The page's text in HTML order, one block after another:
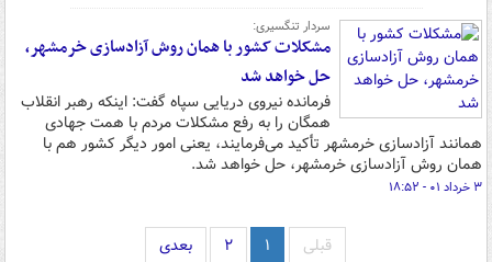
سردار تنگسیری:
مشکلات کشور با همان روش آزادسازی خرمشهر،
حل خواهد شد
فرمانده نیروی دریایی سپاه گفت: اینکه رهبر انقلاب
همگان را به رفع مشکلات مردم با همت جهادی
همانند آزادسازی خرمشهر تأکید می‌فرمایند، یعنی امور دیگر کشور هم با
همان روش آزادسازی خرمشهر، حل خواهد شد.
۳ خرداد ۰۱ - ۱۸:۵۲
قبلی ۱ ۲ بعدی